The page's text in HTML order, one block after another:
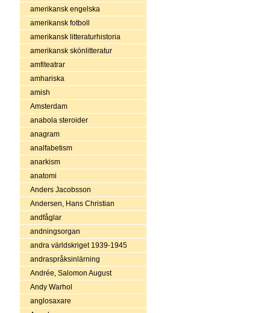
amerikansk engelska
amerikansk fotboll
amerikansk litteraturhistoria
amerikansk skönlitteratur
amfiteatrar
amhariska
amish
Amsterdam
anabola steroider
anagram
analfabetism
anarkism
anatomi
Anders Jacobsson
Andersen, Hans Christian
andfåglar
andningsorgan
andra världskriget 1939-1945
andraspråksinlärning
Andrée, Salomon August
Andy Warhol
anglosaxare